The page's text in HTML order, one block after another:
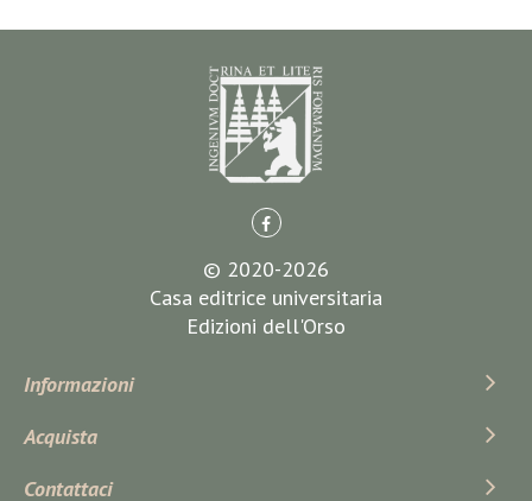
© 2020-2026
Casa editrice universitaria
Edizioni dell'Orso
Informazioni
Acquista
Contattaci